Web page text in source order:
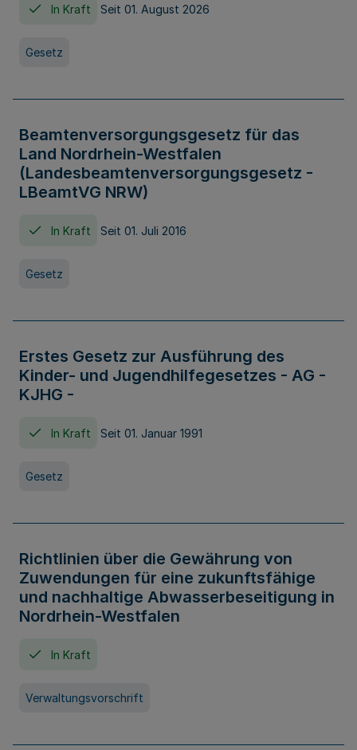
In Kraft Seit 01. August 2026
Gesetz
Beamtenversorgungsgesetz für das
Land Nordrhein-Westfalen
(Landesbeamtenversorgungsgesetz -
LBeamtVG NRW)
In Kraft Seit 01. Juli 2016
Gesetz
Erstes Gesetz zur Ausführung des
Kinder- und Jugendhilfegesetzes - AG -
KJHG -
In Kraft Seit 01. Januar 1991
Gesetz
Richtlinien über die Gewährung von
Zuwendungen für eine zukunftsfähige
und nachhaltige Abwasserbeseitigung in
Nordrhein-Westfalen
In Kraft
Verwaltungsvorschrift